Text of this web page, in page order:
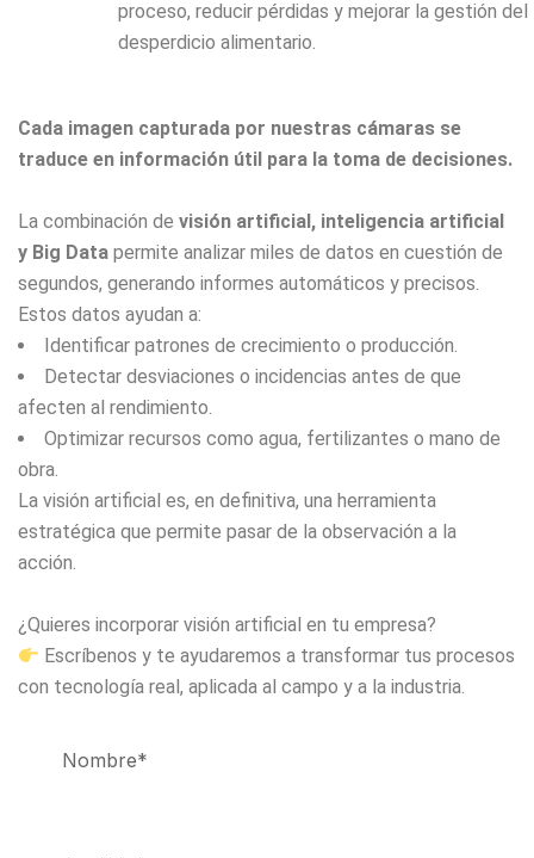
proceso, reducir pérdidas y mejorar la gestión del
desperdicio alimentario.
Cada imagen capturada por nuestras cámaras se
traduce en información útil para la toma de decisiones.
La combinación de visión artificial, inteligencia artificial
y Big Data permite analizar miles de datos en cuestión de
segundos, generando informes automáticos y precisos.
Estos datos ayudan a:
Identificar patrones de crecimiento o producción.
Detectar desviaciones o incidencias antes de que
afecten al rendimiento.
Optimizar recursos como agua, fertilizantes o mano de
obra.
La visión artificial es, en definitiva, una herramienta
estratégica que permite pasar de la observación a la
acción.
¿Quieres incorporar visión artificial en tu empresa?
Escríbenos y te ayudaremos a transformar tus procesos
con tecnología real, aplicada al campo y a la industria.